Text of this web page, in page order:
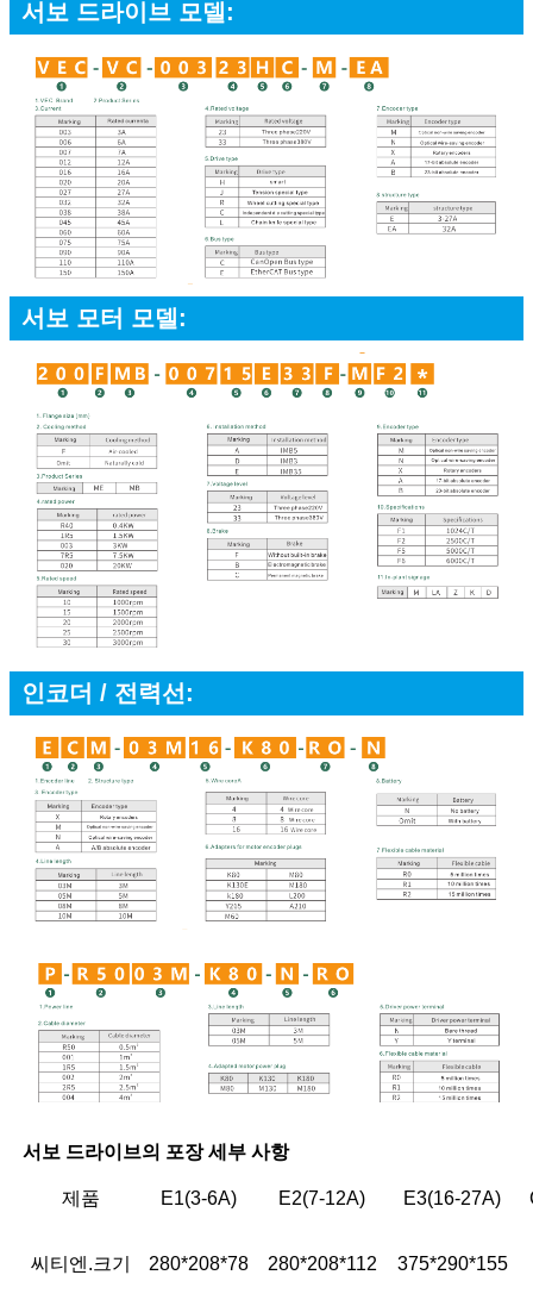
서보 드라이브 모델:
서보 모터 모델:
인코더 / 전력선:
서보 드라이브의 포장 세부 사항
제품 E1(3-6A) E2(7-12A) E3(16-27A)
씨티엔.크기 280*208*78 280*208*112 375*290*155